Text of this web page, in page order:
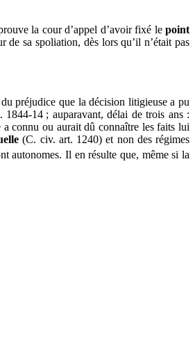
la cour d’appel d’avoir fixé le point
de sa spoliation, dès lors qu’il n’était pas
préjudice que la décision litigieuse a pu
14 ; auparavant, délai de trois ans :
connu ou aurait dû connaître les faits lui
(C. civ. art. 1240) et non des régimes
autonomes. Il en résulte que, même si la